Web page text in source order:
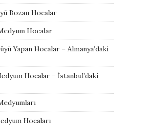
Bozan Hocalar
Hocalar
Yapan Hocalar – Almanya’daki
Hocalar – İstanbul’daki
Hocaları